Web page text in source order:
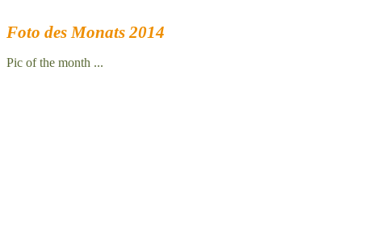
Foto des Monats 2014
Pic of the month ...